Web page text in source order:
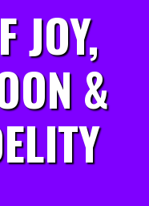
JOY,
&